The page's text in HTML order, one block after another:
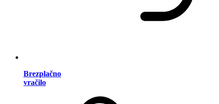
Brezplačno
vračilo